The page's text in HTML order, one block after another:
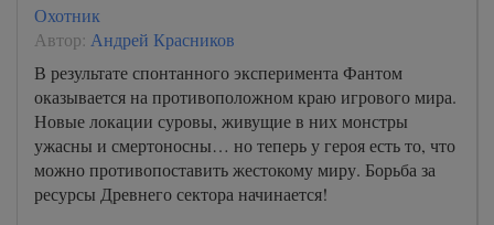
Охотник
Автор: Андрей Красников
В результате спонтанного эксперимента Фантом
оказывается на противоположном краю игрового мира.
Новые локации суровы, живущие в них монстры
ужасны и смертоносны… но теперь у героя есть то, что
можно противопоставить жестокому миру. Борьба за
ресурсы Древнего сектора начинается!